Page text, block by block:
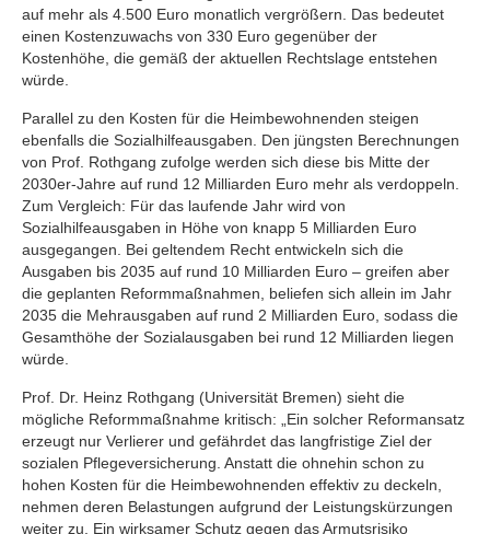
auf mehr als 4.500 Euro monatlich vergrößern. Das bedeutet
einen Kostenzuwachs von 330 Euro gegenüber der
Kostenhöhe, die gemäß der aktuellen Rechtslage entstehen
würde.
Parallel zu den Kosten für die Heimbewohnenden steigen
ebenfalls die Sozialhilfeausgaben. Den jüngsten Berechnungen
von Prof. Rothgang zufolge werden sich diese bis Mitte der
2030er-Jahre auf rund 12 Milliarden Euro mehr als verdoppeln.
Zum Vergleich: Für das laufende Jahr wird von
Sozialhilfeausgaben in Höhe von knapp 5 Milliarden Euro
ausgegangen. Bei geltendem Recht entwickeln sich die
Ausgaben bis 2035 auf rund 10 Milliarden Euro – greifen aber
die geplanten Reformmaßnahmen, beliefen sich allein im Jahr
2035 die Mehrausgaben auf rund 2 Milliarden Euro, sodass die
Gesamthöhe der Sozialausgaben bei rund 12 Milliarden liegen
würde.
Prof. Dr. Heinz Rothgang (Universität Bremen) sieht die
mögliche Reformmaßnahme kritisch: „Ein solcher Reformansatz
erzeugt nur Verlierer und gefährdet das langfristige Ziel der
sozialen Pflegeversicherung. Anstatt die ohnehin schon zu
hohen Kosten für die Heimbewohnenden effektiv zu deckeln,
nehmen deren Belastungen aufgrund der Leistungskürzungen
weiter zu. Ein wirksamer Schutz gegen das Armutsrisiko